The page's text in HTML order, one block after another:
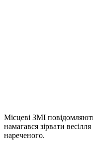
Місцеві ЗМІ
намагався зірвати
нареченого.